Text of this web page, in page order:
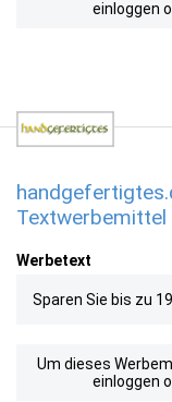
einloggen
Textwerbemittel
Werbetext
Sparen Sie bis zu
Um dieses
einloggen